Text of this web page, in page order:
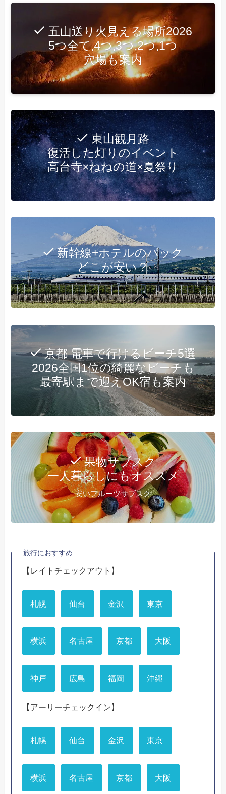
五山送り火見える場所2026
5つ全て,4つ,3つ,2つ,1つ
穴場も案内
東山観月路
復活した灯りのイベント
高台寺×ねねの道×夏祭り
新幹線+ホテルのパック
どこが安い？
京都 電車で行けるビーチ5選
2026全国1位の綺麗なビーチも
最寄駅まで迎えOK宿も案内
果物サブスク
一人暮らしにもオススメ
安いフルーツサブスク
旅行におすすめ
【レイトチェックアウト】
札幌 仙台 金沢 東京
横浜 名古屋 京都 大阪
神戸 広島 福岡 沖縄
【アーリーチェックイン】
札幌 仙台 金沢 東京
横浜 名古屋 京都 大阪